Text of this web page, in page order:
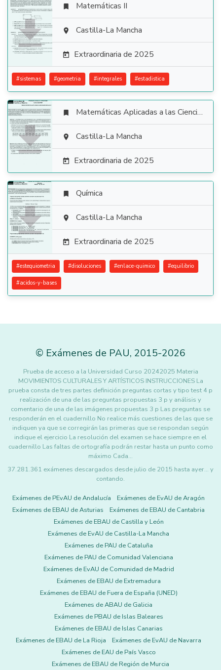

 Matemáticas II
 Castilla-La Mancha
 Extraordinaria de 2025
#sistemas #geometria #integrales #estadistica

 Matemáticas Aplicadas a las Ciencias Sociales
 Castilla-La Mancha
 Extraordinaria de 2025

 Química
 Castilla-La Mancha
 Extraordinaria de 2025
#estequiometria #disoluciones #enlace-quimico #equilibrio
#acidos-y-bases
© Exámenes de PAU, 2015-2026
Prueba de acceso a la Universidad Curso 20242025 Materia
MOVIMIENTOS CULTURALES Y ARTÍSTICOS INSTRUCCIONES La
prueba consta de tres partes definición preguntas cortas y tipo test 4 p
realización de una de las preguntas propuestas 3 p y análisis y
comentario de una de las imágenes propuestas 3 p Las preguntas se
responderán en el cuadernillo No realice más cuestiones de las que se
indiquen ya que se corregirán las primeras que se respondan según
indique el ejercicio La resolución del examen se hace siempre en el
cuadernillo Las faltas de ortografía podrán restar hasta un punto como
máximo Cada…
37.281.361 exámenes descargados desde julio de 2015 hasta ayer... y
contando.
Exámenes de PEvAU de Andalucía
Exámenes de EvAU de Aragón
Exámenes de EBAU de Asturias
Exámenes de EBAU de Cantabria
Exámenes de EBAU de Castilla y León
Exámenes de EvAU de Castilla-La Mancha
Exámenes de PAU de Cataluña
Exámenes de PAU de Comunidad Valenciana
Exámenes de EvAU de Comunidad de Madrid
Exámenes de EBAU de Extremadura
Exámenes de EBAU de Fuera de España (UNED)
Exámenes de ABAU de Galicia
Exámenes de PBAU de Islas Baleares
Exámenes de EBAU de Islas Canarias
Exámenes de EBAU de La Rioja
Exámenes de EvAU de Navarra
Exámenes de EAU de País Vasco
Exámenes de EBAU de Región de Murcia